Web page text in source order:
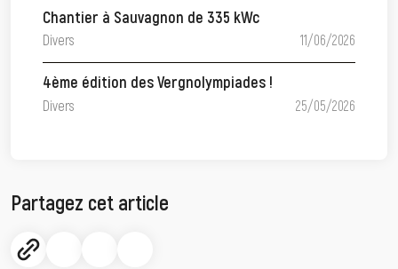
Chantier à Sauvagnon de 335 kWc
Divers 11/06/2026
4ème édition des Vergnolympiades !
Divers 25/05/2026
Partagez cet article